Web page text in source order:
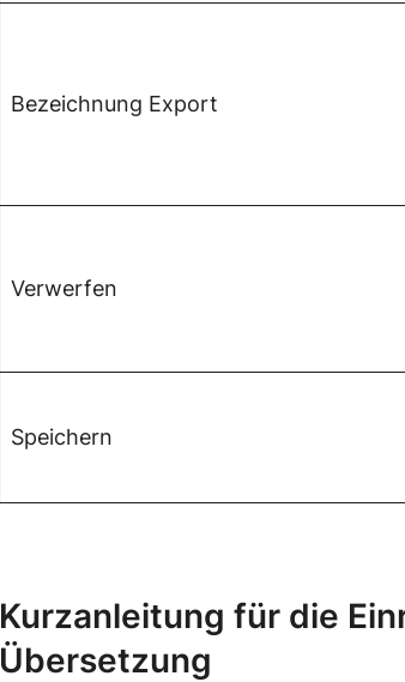
Bezeichnung Export
Verwerfen
Speichern
Kurzanleitung für die
Übersetzung